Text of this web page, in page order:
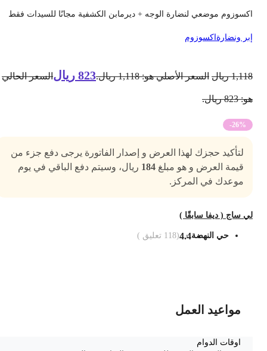
موضعي لنضارة الوجه + ديرمابن الكشفية مجانًا للسيدات فقط
ونضارةاكسوزوم
ريال السعر الأصلي هو: 1,118 ريال. 823 ريال السعر الحالي
-26%
لتأكيد حجزك لهذا العرض و إصدار الفاتورة يرجى دفع جزء من
قيمة العرض و هو مبلغ184 ريال، وسيتم دفع الباقي في يوم
موعدك في المركز.
ساج ( ديفا سابقًا )
حي النهضة4.4
(
118تعليق )
مواعيد العمل
اوقات الدوام